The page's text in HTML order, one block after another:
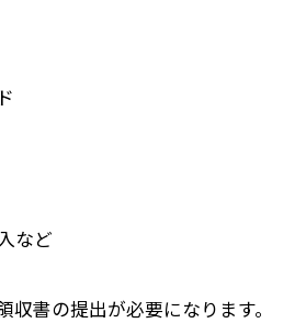
など
収書の提出が必要になります。